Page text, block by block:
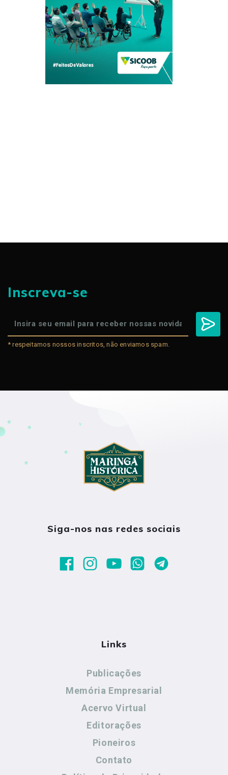
Inscreva-se
* respeitamos nossos inscritos, não enviamos spam.
Siga-nos nas redes sociais
Links
Publicações
Memória Empresarial
Acervo Virtual
Editorações
Pioneiros
Contato